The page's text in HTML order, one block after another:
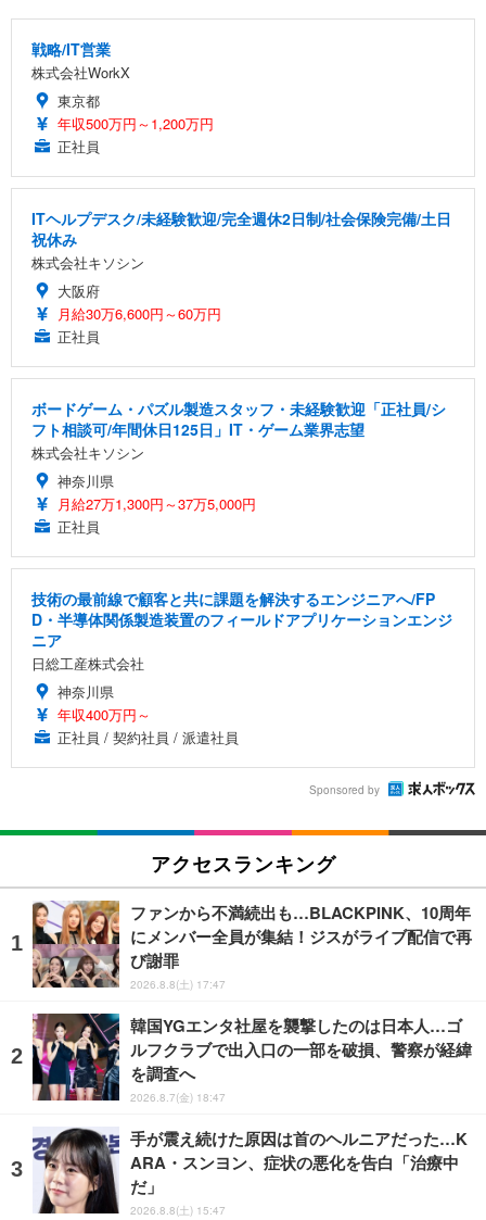
戦略/IT営業
株式会社WorkX
東京都
年収500万円～1,200万円
正社員
ITヘルプデスク/未経験歓迎/完全週休2日制/社会保険完備/土日
祝休み
株式会社キソシン
大阪府
月給30万6,600円～60万円
正社員
ボードゲーム・パズル製造スタッフ・未経験歓迎「正社員/シ
フト相談可/年間休日125日」IT・ゲーム業界志望
株式会社キソシン
神奈川県
月給27万1,300円～37万5,000円
正社員
技術の最前線で顧客と共に課題を解決するエンジニアへ/FP
D・半導体関係製造装置のフィールドアプリケーションエンジ
ニア
日総工産株式会社
神奈川県
年収400万円～
正社員 / 契約社員 / 派遣社員
Sponsored by
アクセスランキング
ファンから不満続出も…BLACKPINK、10周年
にメンバー全員が集結！ジスがライブ配信で再
び謝罪
2026.8.8(土) 17:47
韓国YGエンタ社屋を襲撃したのは日本人…ゴ
ルフクラブで出入口の一部を破損、警察が経緯
を調査へ
2026.8.7(金) 18:47
手が震え続けた原因は首のヘルニアだった…K
ARA・スンヨン、症状の悪化を告白「治療中
だ」
2026.8.8(土) 15:47